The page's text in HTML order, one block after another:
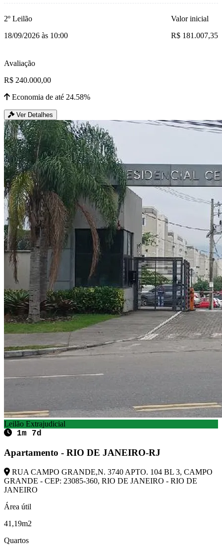
2º Leilão
18/09/2026 às 10:00
Valor inicial
R$ 181.007,35
Avaliação
R$ 240.000,00
Economia de até 24.58%
Ver Detalhes
Leilão Extrajudicial
1m 7d
Apartamento - RIO DE JANEIRO-RJ
RUA CAMPO GRANDE,N. 3740 APTO. 104 BL 3, CAMPO
GRANDE - CEP: 23085-360, RIO DE JANEIRO - RIO DE
JANEIRO
Área útil
41,19m2
Quartos